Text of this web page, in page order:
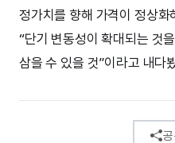
정가치를 향해 가격이 정상화
“단기 변동성이 확대되는 것
삼을 수 있을 것”이라고 내다
공